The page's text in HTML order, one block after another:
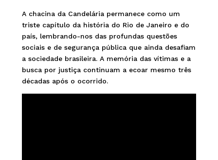
A chacina da Candelária permanece como um
triste capítulo da história do Rio de Janeiro e do
país, lembrando-nos das profundas questões
sociais e de segurança pública que ainda desafiam
a sociedade brasileira. A memória das vítimas e a
busca por justiça continuam a ecoar mesmo três
décadas após o ocorrido.